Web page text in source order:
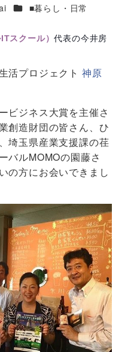
カテゴリー
■暮らし・日常
スクール）代表の今井房
活プロジェクト 神原
ビジネス大賞を主催さ
創造財団の皆さん、ひ
埼玉県産業支援課の荏
バルMOMOの園藤さ
の方にお会いできまし